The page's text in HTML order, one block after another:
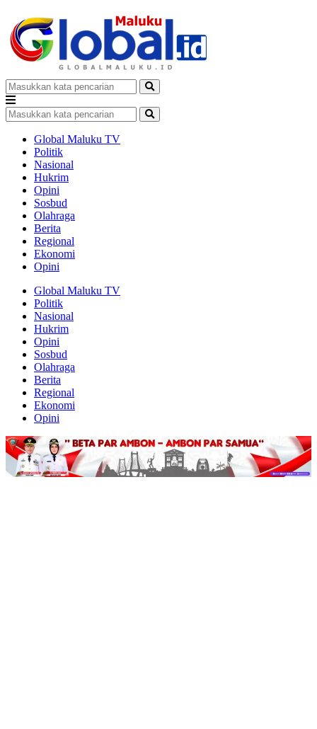
Global Maluku TV
Politik
Nasional
Hukrim
Opini
Sosbud
Olahraga
Berita
Regional
Ekonomi
Opini
Global Maluku TV
Politik
Nasional
Hukrim
Opini
Sosbud
Olahraga
Berita
Regional
Ekonomi
Opini